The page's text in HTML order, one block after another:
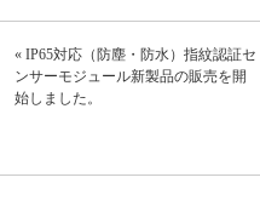
« IP65対応（防塵・防水）指紋認証セ
ンサーモジュール新製品の販売を開
始しました。